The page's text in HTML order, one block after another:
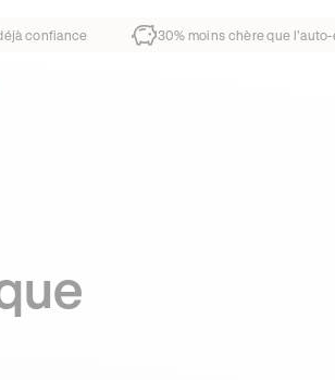
de 1 jeune sur 2 nous fait déjà confiance